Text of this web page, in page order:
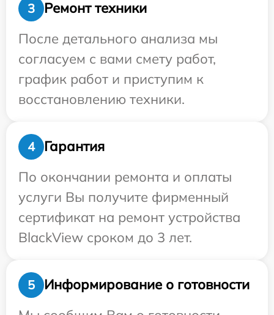
3
Ремонт техники
После детального анализа мы
согласуем с вами смету работ,
график работ и приступим к
восстановлению техники.
4
Гарантия
По окончании ремонта и оплаты
услуги Вы получите фирменный
сертификат на ремонт устройства
BlackView сроком до 3 лет.
5
Информирование о готовности